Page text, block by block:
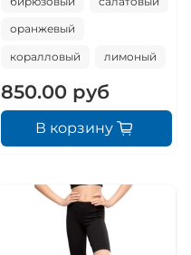
оранжевый
коралловый лимоный
850.00 руб
В корзину